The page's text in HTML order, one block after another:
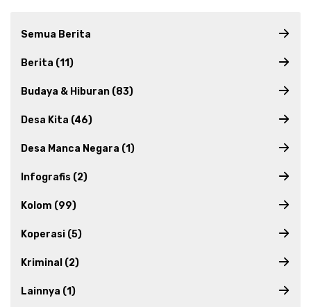
Semua Berita
Berita (11)
Budaya & Hiburan (83)
Desa Kita (46)
Desa Manca Negara (1)
Infografis (2)
Kolom (99)
Koperasi (5)
Kriminal (2)
Lainnya (1)